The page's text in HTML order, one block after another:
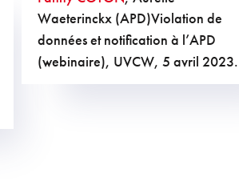
Waeterinckx (APD)Violation de
données et notification à l’APD
(webinaire), UVCW, 5 avril 2023.